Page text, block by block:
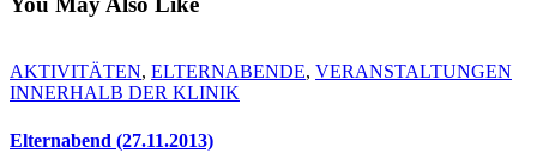
AKTIVITÄTEN, ELTERNABENDE, VERANSTALTUNGEN
INNERHALB DER KLINIK
Elternabend (27.11.2013)